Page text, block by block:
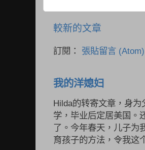
較新的文章
訂閱： 張貼留言 (Atom)
我的洋媳妇
Hilda的转寄文章，身
学，毕业后定居美国。
了。今年春天，儿子为
育孩子的方法，令我这